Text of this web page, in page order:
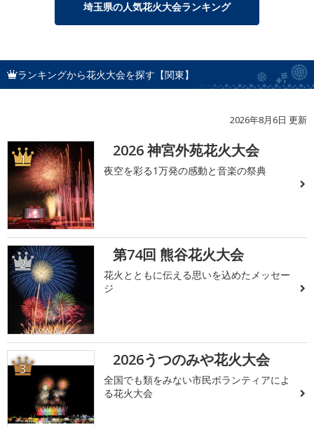
埼玉県の人気花火大会ランキング
ランキングから花火大会を探す【関東】
2026年8月6日 更新
1 2026 神宮外苑花火大会
夜空を彩る1万発の感動と音楽の祭典
2 第74回 熊谷花火大会
花火とともに伝える思いを込めたメッセー
ジ
3 2026うつのみや花火大会
全国でも類をみない市民ボランティアによ
る花火大会